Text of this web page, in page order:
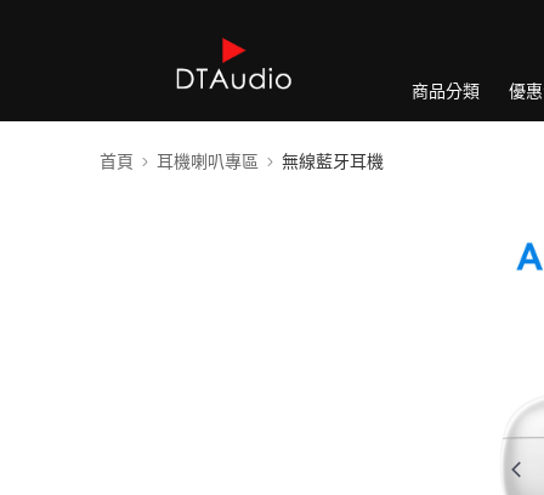
商品分類 優
首頁 耳機喇叭專區 無線藍牙耳機